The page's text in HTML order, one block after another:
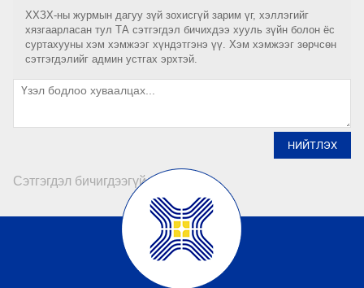
ХХЗХ-ны журмын дагуу зүй зохисгүй зарим үг, хэллэгийг
хязгаарласан тул ТА сэтгэгдэл бичихдээ хууль зүйн болон ёс
суртахууны хэм хэмжээг хүндэтгэнэ үү. Хэм хэмжээг зөрчсөн
сэтгэгдэлийг админ устгах эрхтэй.
НИЙТЛЭХ
Сэтгэгдэл бичигдээгүй байна